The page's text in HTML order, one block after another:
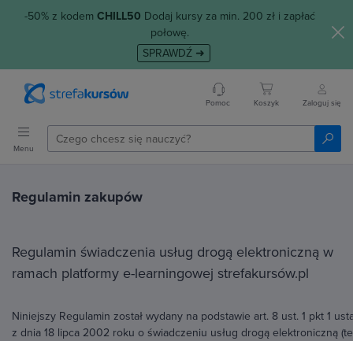
-50% z kodem CHILL50 Dodaj kursy za min. 200 zł i zapłać
połowę.
SPRAWDŹ ➜
Pomoc Koszyk Zaloguj się
Menu
Regulamin zakupów
Regulamin świadczenia usług drogą elektroniczną w
ramach platformy e-learningowej strefakursów.pl
Niniejszy Regulamin został wydany na podstawie art. 8 ust. 1 pkt 1
z dnia 18 lipca 2002 roku o świadczeniu usług drogą elektroniczną